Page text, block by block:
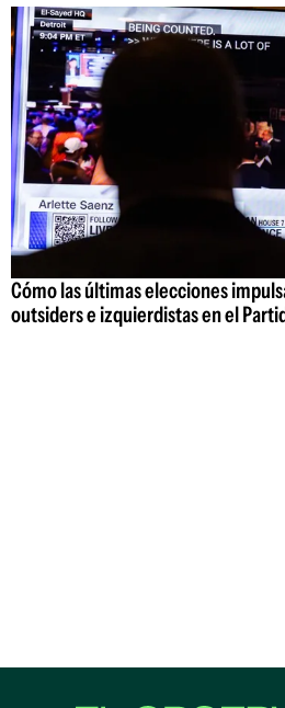
Cómo las últimas elecciones
outsiders e izquierdistas en el